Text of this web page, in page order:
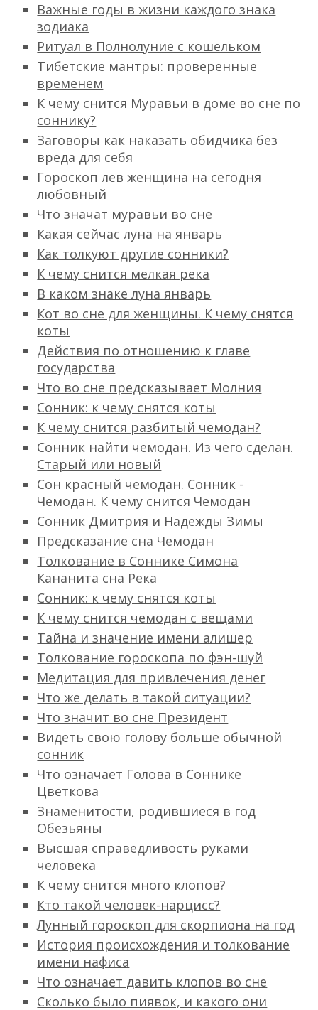
Важные годы в жизни каждого знака
зодиака
Ритуал в Полнолуние с кошельком
Тибетские мантры: проверенные
временем
К чему снится Муравьи в доме во сне по
соннику?
Заговоры как наказать обидчика без
вреда для себя
Гороскоп лев женщина на сегодня
любовный
Что значат муравьи во сне
Какая сейчас луна на январь
Как толкуют другие сонники?
К чему снится мелкая река
В каком знаке луна январь
Кот во сне для женщины. К чему снятся
коты
Действия по отношению к главе
государства
Что во сне предсказывает Молния
Сонник: к чему снятся коты
К чему снится разбитый чемодан?
Сонник найти чемодан. Из чего сделан.
Старый или новый
Сон красный чемодан. Сонник -
Чемодан. К чему снится Чемодан
Сонник Дмитрия и Надежды Зимы
Предсказание сна Чемодан
Толкование в Соннике Симона
Кананита сна Река
Сонник: к чему снятся коты
К чему снится чемодан с вещами
Тайна и значение имени алишер
Толкование гороскопа по фэн-шуй
Медитация для привлечения денег
Что же делать в такой ситуации?
Что значит во сне Президент
Видеть свою голову больше обычной
сонник
Что означает Голова в Соннике
Цветкова
Знаменитости, родившиеся в год
Обезьяны
Высшая справедливость руками
человека
К чему снится много клопов?
Кто такой человек-нарцисс?
Лунный гороскоп для скорпиона на год
История происхождения и толкование
имени нафиса
Что означает давить клопов во сне
Сколько было пиявок, и какого они